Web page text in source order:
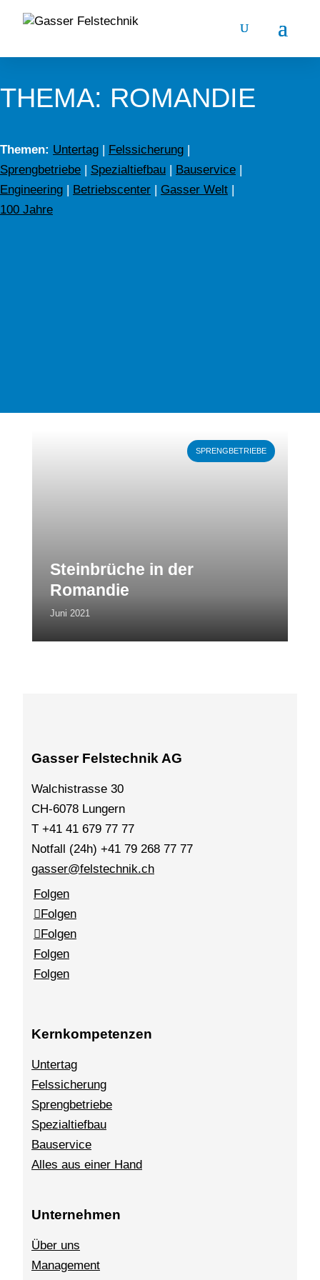
THEMA: ROMANDIE
Themen: Untertag | Felssicherung |
Sprengbetriebe | Spezialtiefbau | Bauservice |
Engineering | Betriebscenter | Gasser Welt |
100 Jahre
SPRENGBETRIEBE
Steinbrüche in der
Romandie
Juni 2021
Gasser Felstechnik AG
Walchistrasse 30
CH-6078 Lungern
T +41 41 679 77 77
Notfall (24h) +41 79 268 77 77
gasser@felstechnik.ch
Folgen
Folgen
Folgen
Folgen
Folgen
Kernkompetenzen
Untertag
Felssicherung
Sprengbetriebe
Spezialtiefbau
Bauservice
Alles aus einer Hand
Unternehmen
Über uns
Management